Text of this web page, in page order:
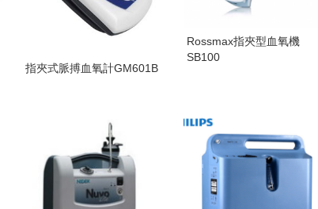
指夾式脈搏血氧計GM601B
Rossmax指夾型血氧機
SB100